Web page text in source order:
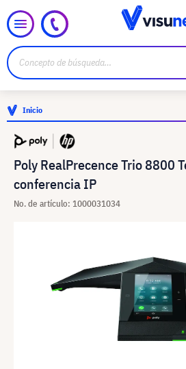
Inicio
Poly RealPrecence Trio 8800
conferencia IP
No. de artículo: 1000031034